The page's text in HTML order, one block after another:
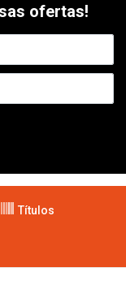
ofertas!
Títulos